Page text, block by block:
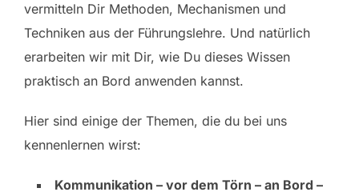
vermitteln Dir Methoden, Mechanismen und
Techniken aus der Führungslehre. Und natürlich
erarbeiten wir mit Dir, wie Du dieses Wissen
praktisch an Bord anwenden kannst.
Hier sind einige der Themen, die du bei uns
kennenlernen wirst:
Kommunikation – vor dem Törn – an Bord –